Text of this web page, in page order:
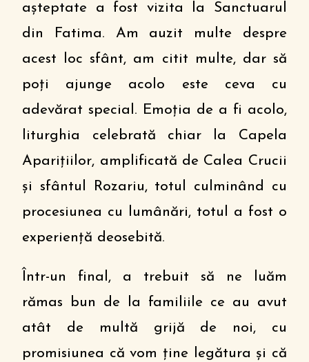
așteptate a fost vizita la Sanctuarul
din Fatima. Am auzit multe despre
acest loc sfânt, am citit multe, dar să
poți ajunge acolo este ceva cu
adevărat special. Emoția de a fi acolo,
liturghia celebrată chiar la Capela
Aparițiilor, amplificată de Calea Crucii
și sfântul Rozariu, totul culminând cu
procesiunea cu lumânări, totul a fost o
experiență deosebită.
Într-un final, a trebuit să ne luăm
rămas bun de la familiile ce au avut
atât de multă grijă de noi, cu
promisiunea că vom ține legătura și că